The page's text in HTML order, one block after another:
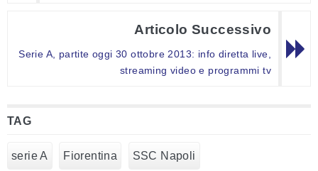
Articolo Successivo
Serie A, partite oggi 30 ottobre 2013: info diretta live,
streaming video e programmi tv
TAG
serie A Fiorentina SSC Napoli